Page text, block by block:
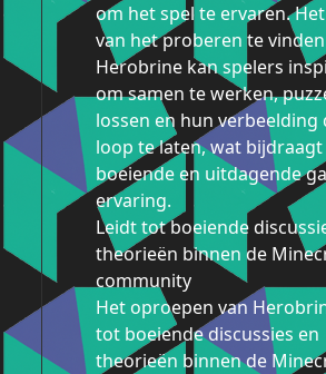
om het spel te ervaren.
van het proberen te
Herobrine kan spelers
om samen te werken,
lossen en hun verbeelding
loop te laten, wat bijdraagt
boeiende en uitdagende
ervaring.
Leidt tot boeiende
theorieën binnen de
community
Het oproepen van
tot boeiende discussies en
theorieën binnen de